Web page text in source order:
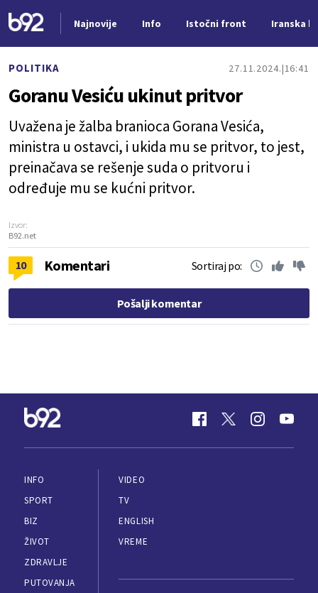
Najnovije Info Istočni front Iranska
POLITIKA 27.11.2024. 16:41
Goranu Vesiću ukinut pritvor
Uvažena je žalba branioca Gorana Vesića,
ministra u ostavci, i ukida mu se pritvor, to jest,
preinačava se rešenje suda o pritvoru i
određuje mu se kućni pritvor.
Izvor:
B92.net
10 Komentari Sortiraj po:
Pošalji komentar
INFO
SPORT
BIZ
ŽIVOT
ZDRAVLJE
PUTOVANJA
VIDEO
TV
ENGLISH
VREME